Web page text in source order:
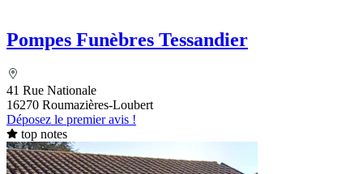
Pompes Funèbres Tessandier
41 Rue Nationale
16270 Roumazières-Loubert
Déposez le premier avis !
top notes